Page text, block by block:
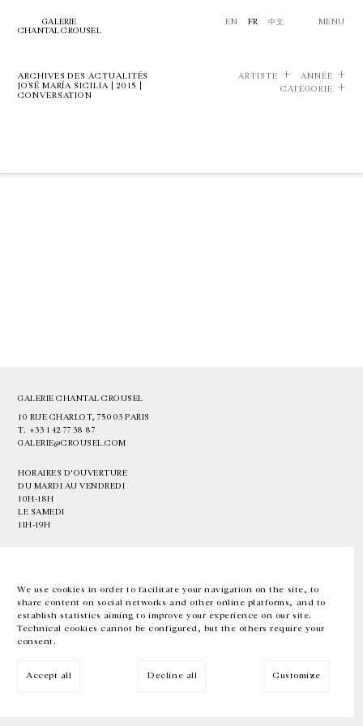
We use cookies in order to facilitate your navigation on the site, to
share content on social networks and other online platforms, and to
establish statistics aiming to improve your experience on our site.
Technical cookies cannot be configured, but the others require your
consent.
Accept all Decline all Customize
GALERIE
CHANTAL CROUSEL
EN FR 中文 MENU
ARCHIVES DES ACTUALITÉS
JOSÉ MARÍA SICILIA | 2015 |
CONVERSATION
ARTISTE
ANNÉE
CATÉGORIE
GALERIE CHANTAL CROUSEL
10 RUE CHARLOT, 75003 PARIS
T. +33 1 42 77 38 87
GALERIE@CROUSEL.COM
HORAIRES D'OUVERTURE
DU MARDI AU VENDREDI
10H-18H
LE SAMEDI
11H-19H
EN FR 中文 Facebook Instagram
Inscrivez-vous à notre newsletter